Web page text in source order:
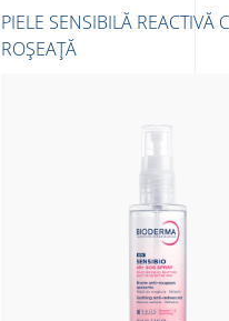
PIELE SENSIBILĂ REACTIVĂ
ROȘEAȚĂ